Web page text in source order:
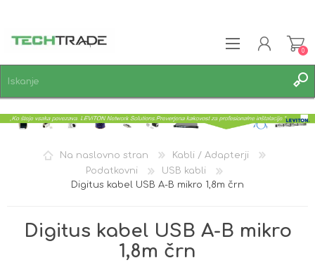
PRIJAVA
0
Na naslovno stran
Kabli / Adapterji
Podatkovni
USB kabli
Digitus kabel USB A-B mikro 1,8m črn
Digitus kabel USB A-B mikro
1,8m črn